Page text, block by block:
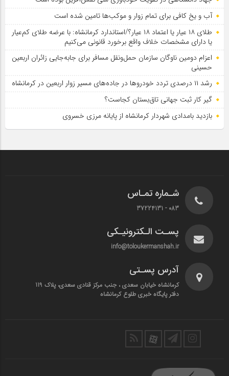
آب و یخ کافی برای تمام زوار و موکب‌ها تامین شده است
طلای ۱۸ عیار یا اعتماد ۱۸ عیار؟/استاندارد کرمانشاه: با عرضه طلای کم‌عیار
یا دارای مشخصات خلاف واقع برخورد قانونی می‌کنیم
اعزام دومین ناوگان سازمان حمل‌ونقل مسافر برای جابه‌جایی زائران اربعین
حسینی
رشد ۱۱ درصدی تردد خودروها در جاده‌های مسیر زوار اربعین در کرمانشاه
گیر کار ثبت جهانی تاق‌بستان کجاست؟
بازدید بامدادی شهردار کرمانشاه از پایانه مرزی خسروی
شـماره تمـاس
083 - 37224131
پسـت الـکترونیـکی
info@toloukermanshah.ir
آدرس پسـتی
کرمانشاه خیابان سعدی ، جنب مرکز قنادی سعدی، پلاک 119
دفتر پایگاه خبری طلوع کرمانشاه